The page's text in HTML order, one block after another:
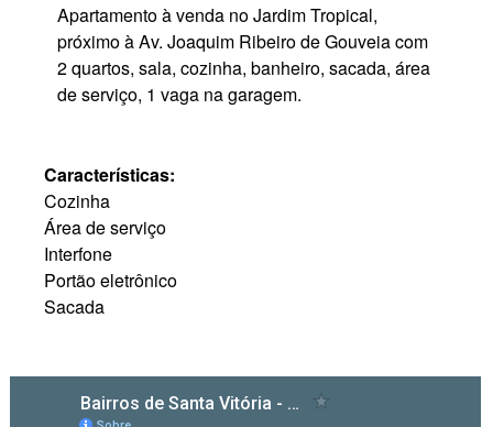
Apartamento à venda no Jardim Tropical,
próximo à Av. Joaquim Ribeiro de Gouveia com
2 quartos, sala, cozinha, banheiro, sacada, área
de serviço, 1 vaga na garagem.
Características:
Cozinha
Área de serviço
Interfone
Portão eletrônico
Sacada